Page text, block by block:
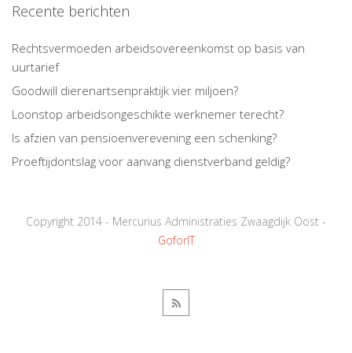
Recente berichten
Rechtsvermoeden arbeidsovereenkomst op basis van
uurtarief
Goodwill dierenartsenpraktijk vier miljoen?
Loonstop arbeidsongeschikte werknemer terecht?
Is afzien van pensioenverevening een schenking?
Proeftijdontslag voor aanvang dienstverband geldig?
Copyright 2014 - Mercurius Administraties Zwaagdijk Oost -
GoforIT